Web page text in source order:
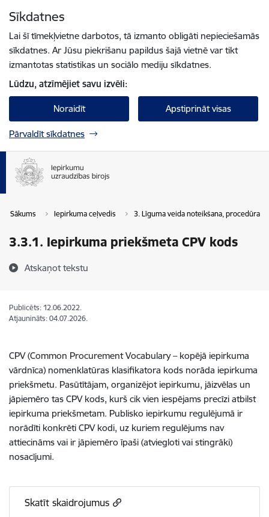
Sīkdatnes
Lai šī tīmekļvietne darbotos, tā izmanto obligāti nepieciešamās
sīkdatnes. Ar Jūsu piekrišanu papildus šajā vietnē var tikt
izmantotas statistikas un sociālo mediju sīkdatnes.
Lūdzu, atzīmējiet savu izvēli:
Noraidīt Apstiprināt visas
Pārvaldīt sīkdatnes
Sākums Iepirkuma ceļvedis 3. Līguma veida noteikšana, procedūras
3.3.1. Iepirkuma priekšmeta CPV kods
Atskaņot tekstu
Publicēts: 12.06.2022.
Atjaunināts: 04.07.2026.
CPV (Common Procurement Vocabulary – kopējā iepirkuma
vārdnīca) nomenklatūras klasifikatora kods norāda iepirkuma
priekšmetu. Pasūtītājam, organizējot iepirkumu, jāizvēlas un
jāpiemēro tas CPV kods, kurš cik vien iespējams precīzi atbilst
iepirkuma priekšmetam. Publisko iepirkumu regulējumā ir
norādīti konkrēti CPV kodi, uz kuriem regulējums nav
attiecināms vai ir jāpiemēro īpaši (atviegloti vai stingrāki)
nosacījumi. ​​​​​​
Skatīt skaidrojumus